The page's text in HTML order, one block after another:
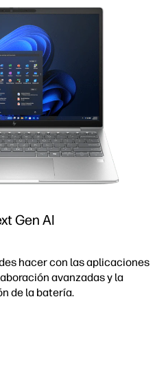
Gen AI
hacer con las aplicaciones
avanzadas y la
de la batería.